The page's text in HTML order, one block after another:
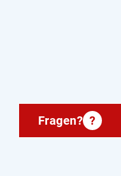
Fragen? ?